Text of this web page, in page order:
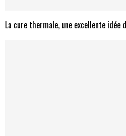
La cure thermale, une excellente idée